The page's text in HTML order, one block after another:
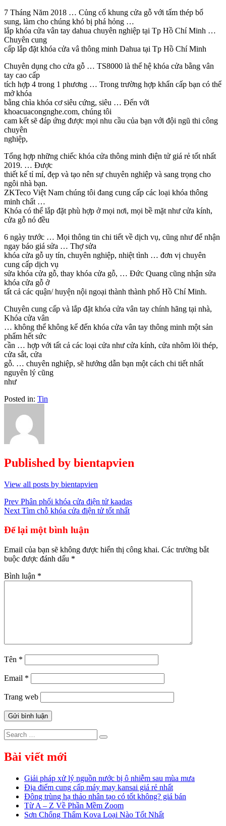
7 Tháng Năm 2018 … Củng cố khung cửa gỗ với tấm thép bổ
sung, làm cho chúng khó bị phá hỏng …
lắp khóa cửa vân tay dahua chuyên nghiệp tại Tp Hồ Chí Minh …
Chuyên cung
cấp lắp đặt khóa cửa vâ thông minh Dahua tại Tp Hồ Chí Minh
Chuyên dụng cho cửa gỗ … TS8000 là thế hệ khóa cửa bằng vân
tay cao cấp
tích hợp 4 trong 1 phương … Trong trường hợp khẩn cấp bạn có thể
mở khóa
bằng chìa khóa cơ siêu cứng, siêu … Đến với
khoacuacongnghe.com, chúng tôi
cam kết sẽ đáp ứng được mọi nhu cầu của bạn với đội ngũ thi công
chuyên
nghiệp,
Tổng hợp những chiếc khóa cửa thông minh điện tử giá rẻ tốt nhất
2019. … Được
thiết kế tỉ mỉ, đẹp và tạo nên sự chuyên nghiệp và sang trọng cho
ngôi nhà bạn.
ZKTeco Việt Nam chúng tôi đang cung cấp các loại khóa thông
minh chất …
Khóa có thể lắp đặt phù hợp ở mọi nơi, mọi bề mặt như cửa kính,
cửa gỗ nó đều
6 ngày trước … Mọi thông tin chi tiết về dịch vụ, cũng như để nhận
ngay báo giá sửa … Thợ sửa
khóa cửa gỗ uy tín, chuyên nghiệp, nhiệt tình … đơn vị chuyên
cung cấp dịch vụ
sửa khóa cửa gỗ, thay khóa cửa gỗ, … Đức Quang cũng nhận sửa
khóa cửa gỗ ở
tất cả các quận/ huyện nội ngoại thành thành phố Hồ Chí Minh.
Chuyên cung cấp và lắp đặt khóa cửa vân tay chính hãng tại nhà,
Khóa cửa vân
… không thể không kể đến khóa cửa vân tay thông minh một sản
phẩm hết sức
cần … hợp với tất cả các loại cửa như cửa kính, cửa nhôm lõi thép,
cửa sắt, cửa
gỗ. … chuyên nghiệp, sẽ hướng dẫn bạn một cách chi tiết nhất
nguyên lý cũng
như
Posted in: Tin
Published by bientapvien
View all posts by bientapvien
Điều
hướng
bài
viết
Prev Phân phối khóa cửa điện tử kaadas
Next Tìm chỗ khóa cửa điện tử tốt nhất
Để lại một bình luận
Email của bạn sẽ không được hiển thị công khai. Các trường bắt
buộc được đánh dấu *
Bình luận *
Tên *
Email *
Trang web
Search
for:
Search
Bài viết mới
Giải pháp xử lý nguồn nước bị ô nhiễm sau mùa mưa
Địa điểm cung cấp máy may kansai giá rẻ nhất
Đông trùng hạ thảo nhân tạo có tốt không? giá bán
Từ A – Z Về Phần Mềm Zoom
Sơn Chống Thấm Kova Loại Nào Tốt Nhất